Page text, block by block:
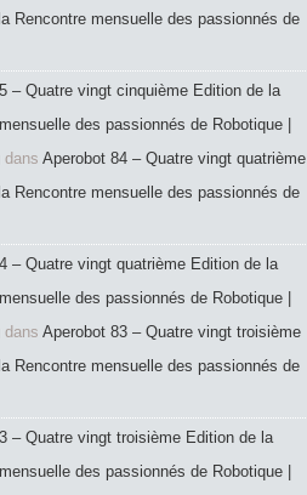
Rencontre mensuelle des passionnés de
– Quatre vingt cinquième Edition de la
des passionnés de Robotique |
dans Aperobot 84 – Quatre vingt quatrième
Rencontre mensuelle des passionnés de
– Quatre vingt quatrième Edition de la
des passionnés de Robotique |
dans Aperobot 83 – Quatre vingt troisième
Rencontre mensuelle des passionnés de
– Quatre vingt troisième Edition de la
des passionnés de Robotique |